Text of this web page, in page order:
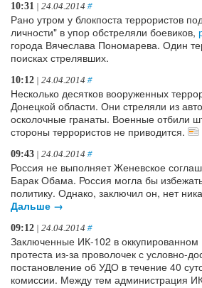
10:31 | 24.04.2014 #
Рано утром у блокпоста террористов
личности" в упор обстреляли боевиков,
города Вячеслава Пономарева. Один
поисках стрелявших.
10:12 | 24.04.2014 #
Несколько десятков вооруженных
Донецкой области. Они стреляли из
осколочные гранаты. Военные отбили
стороны террористов не приводится.
09:43 | 24.04.2014 #
Россия не выполняет Женевское
Барак Обама. Россия могла бы
политику. Однако, заключил он, нет
Дальше →
09:12 | 24.04.2014 #
Заключенные ИК-102 в
протеста из-за проволочек с условно-
постановление об УДО в течение 40
комиссии. Между тем администрация